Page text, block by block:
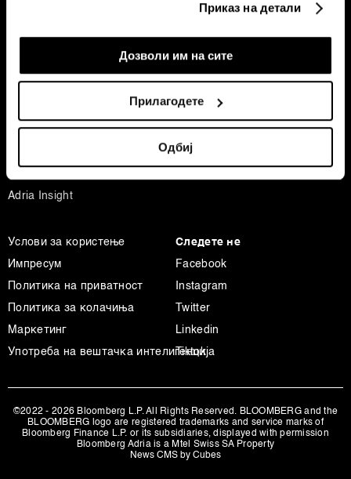
If you allow, we would also like to:
Collect information about your geographical
Identify your device by actively scanning it for
specific characteristics (fingerprinting)
Find out more about how your personal data is processed
and set your preferences in the
d.o.o. и Пертнери. Повеќе за податоците кои ги
обработуваме како и за вашите права прочитајте во
нашата Политика на приватност, а за колачињата и
други слични технологии воПолитиката на
. Колачињата во кој било момент можете
деталите“. Согласноста можете во кој било момент да
Приказ на детали
Дозволи им на сите
Прилагодете
Одбиј
Технологија
Спорт
Adria Insight
Услови за користење
Импресум
Политика на приватност
Политика за колачиња
Маркетинг
Употреба на вештачка интелигенција
Следете не
Facebook
Instagram
Twitter
Linkedin
Tiktok
©2022 - 2026 Bloomberg L.P. All Rights Reserved. BLOOMBERG and the
BLOOMBERG logo are registered trademarks and service marks of
Bloomberg Finance L.P. or its subsidiaries, displayed with permission
Bloomberg Adria is a Mtel Swiss SA Property
News CMS by Cubes